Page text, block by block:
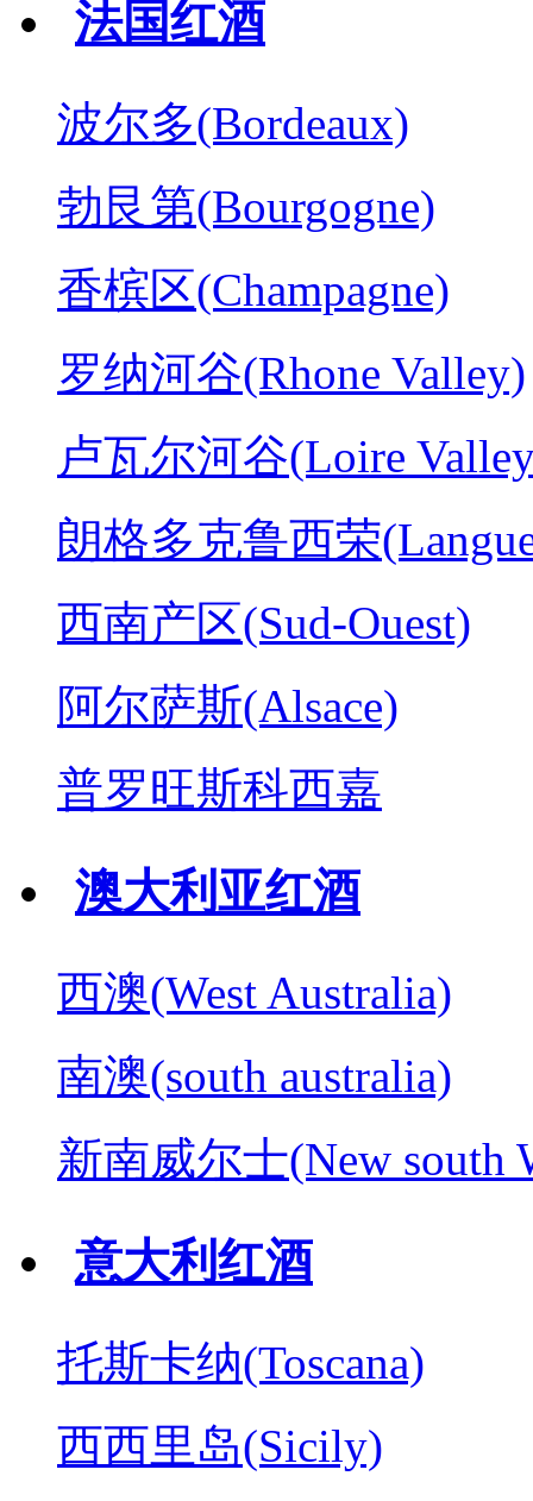
法国红酒
波尔多(Bordeaux)
勃艮第(Bourgogne)
香槟区(Champagne)
罗纳河谷(Rhone Valley)
卢瓦尔河谷(Loire
朗格多克鲁西荣
西南产区(Sud-Ouest)
阿尔萨斯(Alsace)
普罗旺斯科西嘉
澳大利亚红酒
西澳(West Australia)
南澳(south australia)
新南威尔士(New south
意大利红酒
托斯卡纳(Toscana)
西西里岛(Sicily)